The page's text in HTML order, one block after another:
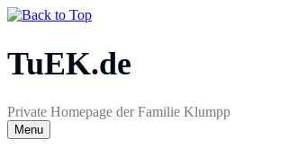
TuEK.de
Private Homepage der Familie Klumpp
Menu